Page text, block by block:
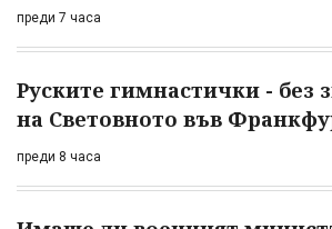
преди 7 часа
Руските гимнастички - без
на Световното във
преди 8 часа